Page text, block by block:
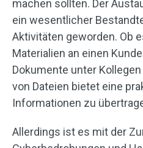
machen sollten. Der
ein wesentlicher
Aktivitäten geworden. Ob
Materialien an einen
Dokumente unter
von Dateien bietet eine
Informationen zu
Allerdings ist es mit der